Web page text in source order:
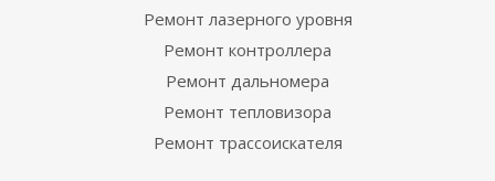
Ремонт лазерного уровня
Ремонт контроллера
Ремонт дальномера
Ремонт тепловизора
Ремонт трассоискателя